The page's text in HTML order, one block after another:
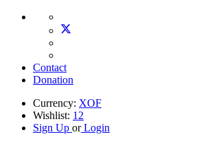
Contact
Donation
Currency: XOF
Wishlist: 12
Sign Up orLogin